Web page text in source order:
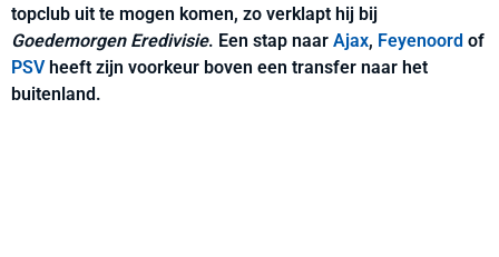
topclub uit te mogen komen, zo verklapt hij bij
Goedemorgen Eredivisie. Een stap naar Ajax, Feyenoord of
PSVheeft zijn voorkeur boven een transfer naar het
buitenland.